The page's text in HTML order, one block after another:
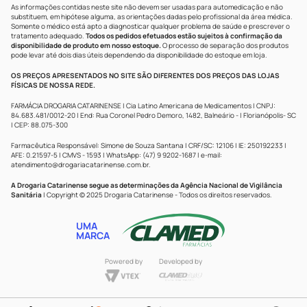
As informações contidas neste site não devem ser usadas para automedicação e não
substituem, em hipótese alguma, as orientações dadas pelo profissional da área médica.
Somente o médico está apto a diagnosticar qualquer problema de saúde e prescrever o
tratamento adequado. Todos os pedidos efetuados estão sujeitos à confirmação da
disponibilidade de produto em nosso estoque.O processo de separação dos produtos
pode levar até dois dias úteis dependendo da disponibilidade do estoque em loja.
OS PREÇOS APRESENTADOS NO SITE SÃO DIFERENTES DOS PREÇOS DAS LOJAS
FÍSICAS DE NOSSA REDE.
FARMÁCIA DROGARIA CATARINENSE | Cia Latino Americana de Medicamentos | CNPJ:
84.683.481/0012-20 | End: Rua Coronel Pedro Demoro, 1482, Balneário - | Florianópolis- SC
| CEP: 88.075-300
Farmacêutica Responsável: Simone de Souza Santana | CRF/SC: 12106 | IE: 250192233 |
AFE: 0.21597-5 | CMVS - 1593 | WhatsApp: (47) 9 9202-1687 | e-mail:
atendimento@drogariacatarinense.com.br.
A Drogaria Catarinense segue as determinações da Agência Nacional de Vigilância
Sanitária | Copyright © 2025 Drogaria Catarinense - Todos os direitos reservados.
UMA
MARCA
Powered by Developed by